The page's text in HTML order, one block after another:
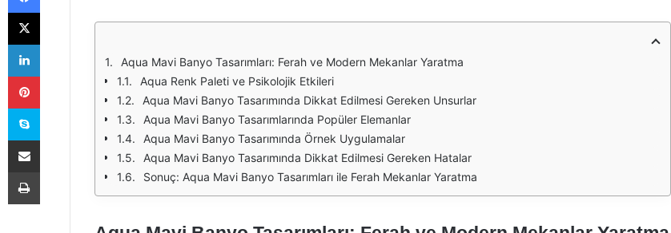
Aqua Mavi Banyo Tasarımları: Ferah ve Modern Mekanlar Yaratma
Aqua Renk Paleti ve Psikolojik Etkileri
Aqua Mavi Banyo Tasarımında Dikkat Edilmesi Gereken Unsurlar
Aqua Mavi Banyo Tasarımlarında Popüler Elemanlar
Aqua Mavi Banyo Tasarımında Örnek Uygulamalar
Aqua Mavi Banyo Tasarımında Dikkat Edilmesi Gereken Hatalar
Sonuç: Aqua Mavi Banyo Tasarımları ile Ferah Mekanlar Yaratma
X
LinkedIn
Pinterest
Skype
E-Posta ile paylaş